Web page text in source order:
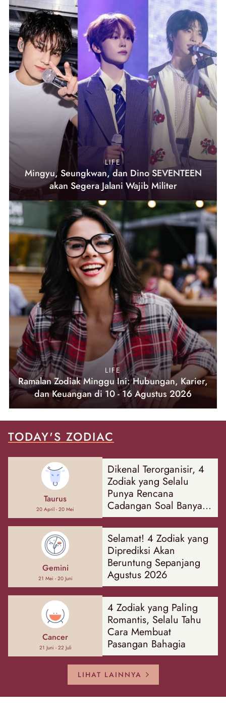
LIFE
Mingyu, Seungkwan, dan Dino SEVENTEEN
akan Segera Jalani Wajib Militer
LIFE
Ramalan Zodiak Minggu Ini: Hubungan, Karier,
dan Keuangan di 10 - 16 Agustus 2026
TODAY'S ZODIAC
Taurus
20 April - 20 Mei
Dikenal Terorganisir, 4
Zodiak yang Selalu
Punya Rencana
Cadangan Soal Banyak
Hal
Gemini
21 Mei - 20 Juni
Selamat! 4 Zodiak yang
Diprediksi Akan
Beruntung Sepanjang
Agustus 2026
Cancer
21 Juni - 22 Juli
4 Zodiak yang Paling
Romantis, Selalu Tahu
Cara Membuat
Pasangan Bahagia
LIHAT LAINNYA